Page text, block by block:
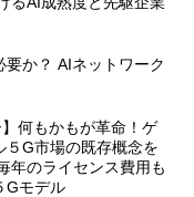
か？ AIネットワーク
何もかもが革命！ゲ
５G市場の既存概念を
年のライセンス費用も
Gモデル